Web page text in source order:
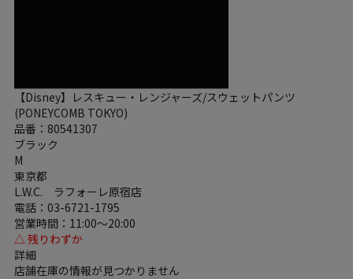
【Disney】レスキュー・レンジャーズ/スウェットパンツ
(PONEYCOMB TOKYO)
品番：80541307
ブラック
M
東京都
L.W.C. ラフォーレ原宿店
電話：03-6721-1795
営業時間：11:00～20:00
△ 残りわずか
詳細
店舗在庫の情報が見つかりません